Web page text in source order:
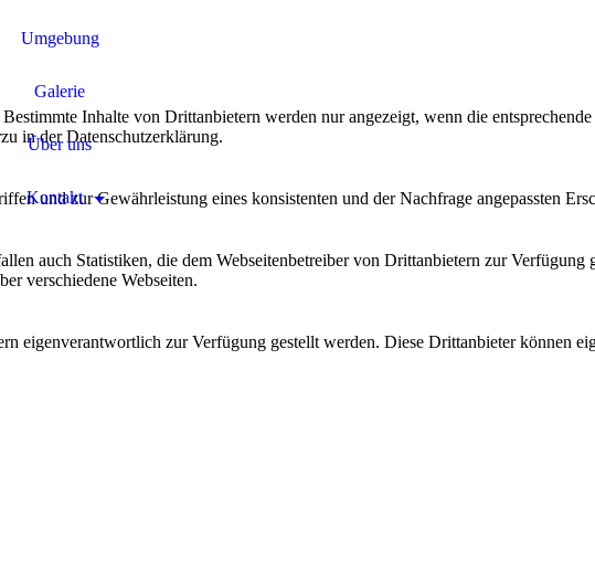
Umgebung
Galerie
Über uns
Kontakt
Inhalte von Drittanbietern werden nur angezeigt, wenn die
in der Datenschutzerklärung.
und zur Gewährleistung eines konsistenten und der Nachfrage angepassten
auch Statistiken, die dem Webseitenbetreiber von Drittanbietern zur Verfügung
verschiedene Webseiten.
eigenverantwortlich zur Verfügung gestellt werden. Diese Drittanbieter können